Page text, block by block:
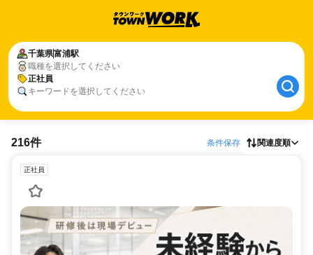
千葉県富浦駅
職種を選択してください
正社員
キーワードを選択してください
216件 条件保存 関連度順
正社員